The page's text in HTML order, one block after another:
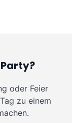
oder Feier
zu einem